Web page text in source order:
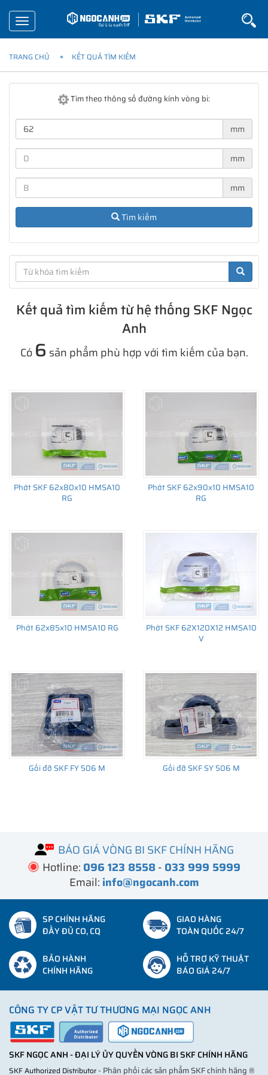
Toggle
navigation
TRANG CHỦ KẾT QUẢ TÌM KIẾM
Tìm theo thông số đường kính vòng bi:
mm
mm
mm
Tìm kiếm
Kết quả tìm kiếm từ hệ thống SKF Ngọc
Anh
Có 6 sản phẩm phù hợp với tìm kiếm của bạn.
Phớt SKF 62x80x10 HMSA10
RG
Phớt SKF 62x90x10 HMSA10
RG
Phớt 62x85x10 HMSA10 RG
Phớt SKF 62X120X12 HMSA10
V
Gối đỡ SKF FY 506 M Gối đỡ SKF SY 506 M
BÁO GIÁ VÒNG BI SKF CHÍNH HÃNG
Hotline: 096 123 8558- 033 999 5999
Email: info@ngocanh.com
SP CHÍNH HÃNG
ĐẦY ĐỦ CO, CQ
GIAO HÀNG
TOÀN QUỐC 24/7
BẢO HÀNH
CHÍNH HÃNG
HỖ TRỢ KỸ THUẬT
BÁO GIÁ 24/7
CÔNG TY CP VẬT TƯ THƯƠNG MẠI NGỌC ANH
SKF NGỌC ANH - ĐẠI LÝ ỦY QUYỀN VÒNG BI SKF CHÍNH HÃNG
SKF Authorized Distributor- Phân phối các sản phẩm SKF chính hãng ®